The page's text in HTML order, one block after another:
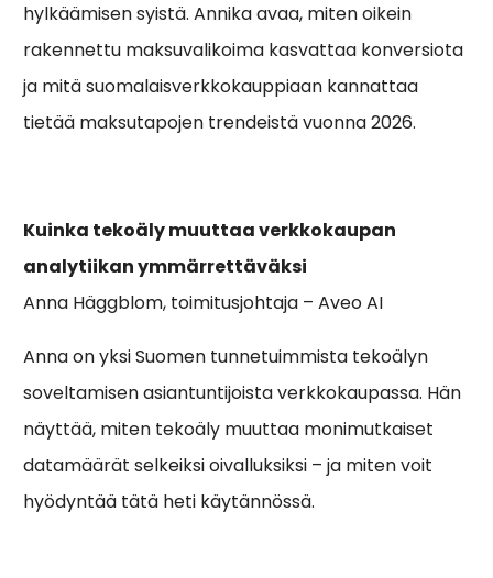
hylkäämisen syistä. Annika avaa, miten oikein
rakennettu maksuvalikoima kasvattaa konversiota
ja mitä suomalaisverkkokauppiaan kannattaa
tietää maksutapojen trendeistä vuonna 2026.
Kuinka tekoäly muuttaa verkkokaupan
analytiikan ymmärrettäväksi
Anna Häggblom, toimitusjohtaja – Aveo AI
Anna on yksi Suomen tunnetuimmista tekoälyn
soveltamisen asiantuntijoista verkkokaupassa. Hän
näyttää, miten tekoäly muuttaa monimutkaiset
datamäärät selkeiksi oivalluksiksi – ja miten voit
hyödyntää tätä heti käytännössä.